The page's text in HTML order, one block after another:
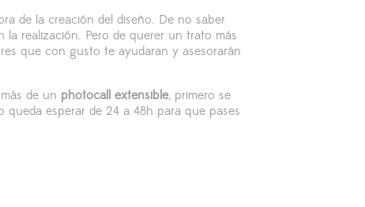
de la creación del diseño. De no saber
realización. Pero de querer un trato más
que con gusto te ayudaran y asesorarán
de un photocall extensible, primero se
queda esperar de 24 a 48h para que pases